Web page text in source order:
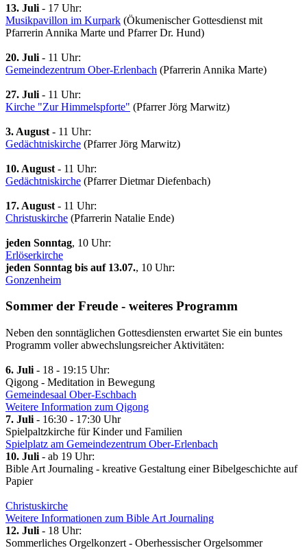
13. Juli - 17 Uhr:
Musikpavillon im Kurpark (Ökumenischer Gottesdienst mit
Pfarrerin Annika Marte und Pfarrer Dr. Hund)
20. Juli - 11 Uhr:
Gemeindezentrum Ober-Erlenbach (Pfarrerin Annika Marte)
27. Juli - 11 Uhr:
Kirche "Zur Himmelspforte" (Pfarrer Jörg Marwitz)
3. August - 11 Uhr:
Gedächtniskirche (Pfarrer Jörg Marwitz)
10. August - 11 Uhr:
Gedächtniskirche (Pfarrer Dietmar Diefenbach)
17. August - 11 Uhr:
Christuskirche (Pfarrerin Natalie Ende)
jeden Sonntag, 10 Uhr:
Erlöserkirche
jeden Sonntag bis auf 13.07., 10 Uhr:
Gonzenheim
Sommer der Freude - weiteres Programm
Neben den sonntäglichen Gottesdiensten erwartet Sie ein buntes
Programm voller abwechslungsreicher Aktivitäten:
6. Juli - 18 - 19:15 Uhr:
Qigong - Meditation in Bewegung
Gemeindesaal Ober-Eschbach
Weitere Information zum Qigong
7. Juli - 16:30 - 17:30 Uhr
Spielpaltzkirche für Kinder und Familien
Spielplatz am Gemeindezentrum Ober-Erlenbach
10. Juli - ab 19 Uhr:
Bible Art Journaling - kreative Gestaltung einer Bibelgeschichte auf
Papier
Christuskirche
Weitere Informationen zum Bible Art Journaling
12. Juli - 18 Uhr:
Sommerliches Orgelkonzert - Oberhessischer Orgelsommer